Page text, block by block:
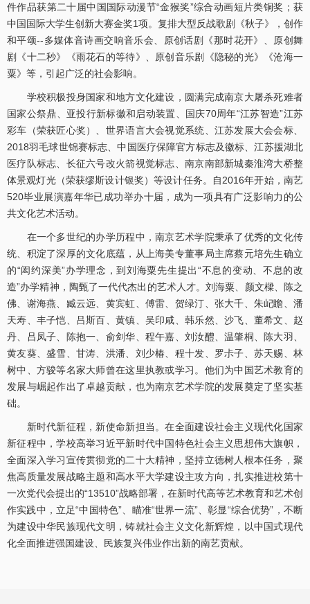
件作品获第二十届中国国际动漫节“金猴奖”综合动画短片类铜奖；获
中国国际大学生创新大赛金奖1项。复排大型反战歌剧《秋子》，创作
和平颂--多媒体音诗画交响音乐会、原创话剧《那时花开》、原创舞
剧《十二秒》《雨花石的等待》、原创音乐剧《隐秘的光》《沧海一
粟》等，引起广泛的社会影响。
学校积极投身国家和地方文化建设，圆满完成南京大屠杀死难者
国家公祭鼎、亚投行新标徽和启动装置、国庆70周年“江苏智造”江苏
彩车（荣获匠心奖）、世界语言大会视觉系统、江苏发展大会会标、
2018羽毛球世锦赛标志、中国医疗保障官方标志及徽标、江苏援湖北
医疗队标志、长征六号改火箭视觉标志、南京南部新城秦淮湾大桥整
体景观灯光（荣获缪斯设计银奖）等设计任务。自2016年开始，南艺
520毕业展演嘉年华已成功举办十届，成为一项具有广泛影响力的公
共文化艺术活动。
在一个多世纪的办学历程中，南京艺术学院秉承了优秀的文化传
统、积淀了深厚的文化底蕴，从上海美专董事局主席蔡元培先生确立
的“闳约深美”办学理念，到刘海粟先生提出“不息的变动、不息的改
造”办学精神，陶甄了一代代杰出的艺术人才。刘海粟、颜文樑、陈之
佛、谢海燕、臧云远、黄宾虹、傅雷、贺绿汀、张大千、朱屺瞻、潘
天寿、丰子恺、吕斯百、黄镇、吴印咸、韩乐然、沙飞、董希文、赵
丹、吕凤子、陈抱一、俞剑华、程午嘉、刘汝醴、温肇桐、陈大羽、
黄友葵、盛雪、甘涛、洪潘、刘少椿、程十发、罗尗子、苏天赐、林
树中、方骏等名家大师曾在这里执教或学习。他们为中国艺术教育的
发展与崛起作出了卓越贡献，也为南京艺术学院的发展奠定了坚实基
础。
新时代新征程，新使命新担当。在全面建设社会主义现代化国家
新征程中，学校高举习近平新时代中国特色社会主义思想伟大旗帜，
全面深入学习宣传贯彻党的二十大精神，坚持立德树人根本任务，聚
焦高质量发展战略主题和高水平大学建设主攻方向，扎实推进校第十
一次党代会提出的“13510”战略部署，在新时代高等艺术教育和艺术创
作实践中，立足“中国特色”、瞄准“世界一流”、彰显“综合优势”，不断
为建设中华民族现代文明，铸就社会主义文化新辉煌，以中国式现代
化全面推进强国建设、民族复兴伟业作出新的南艺贡献。